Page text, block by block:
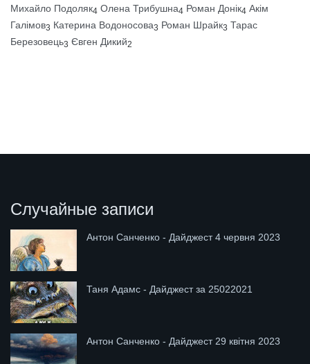
Михайло Подоляк4 Олена Трибушна4 Роман Донік4 Акім
Галімов3 Катерина Водоносова3 Роман Шрайк3 Тарас
Березовець3 Євген Дикий2
Случайные записи
Антон Санченко - Дайджест 4 червня 2023
Таня Адамс - Дайджест за 25022021
Антон Санченко - Дайджест 29 квітня 2023